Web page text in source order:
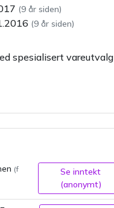
(9 år siden)
(9 år siden)
spesialisert vareutvalg
(f
Se inntekt
(anonymt)